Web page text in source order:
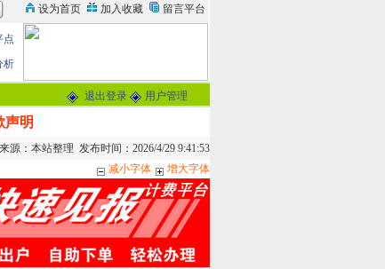
点
析
退出登录 用户管理
声明
源：本站整理 发布时间：2026/4/29 9:41:53
减小字体
增大字体